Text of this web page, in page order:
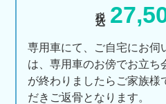
専用車にて、ご自宅にお伺
は、専用車のお傍でお立ち
が終わりましたらご家族様
だきご返骨となります。